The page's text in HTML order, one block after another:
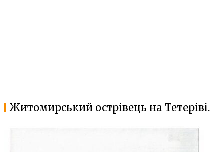
Житомирський острівець на Тетеріві.